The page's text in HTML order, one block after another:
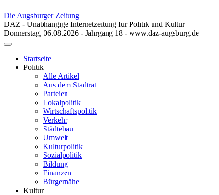
Die Augsburger Zeitung
DAZ - Unabhängige Internetzeitung für Politik und Kultur
Donnerstag, 06.08.2026 - Jahrgang 18 - www.daz-augsburg.de
Toggle
navigationStartseite
Politik
Alle Artikel
Aus dem Stadtrat
Parteien
Lokalpolitik
Wirtschaftspolitik
Verkehr
Städtebau
Umwelt
Kulturpolitik
Sozialpolitik
Bildung
Finanzen
Bürgernähe
Kultur